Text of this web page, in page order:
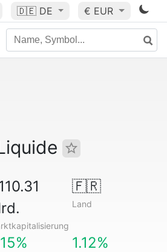
🇩🇪 DE € EUR
🇫🇷
Land
1.12%